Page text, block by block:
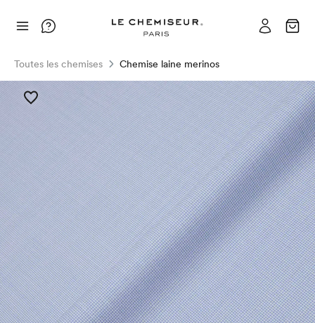
Toutes les chemises Chemise laine merinos